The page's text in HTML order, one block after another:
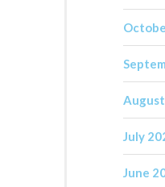
July
June